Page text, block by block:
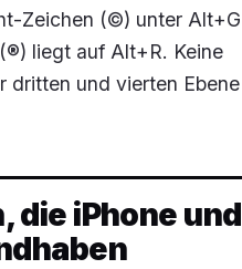
Zeichen (©) unter
liegt auf Alt+R. Keine
dritten und vierten Ebene
die iPhone und